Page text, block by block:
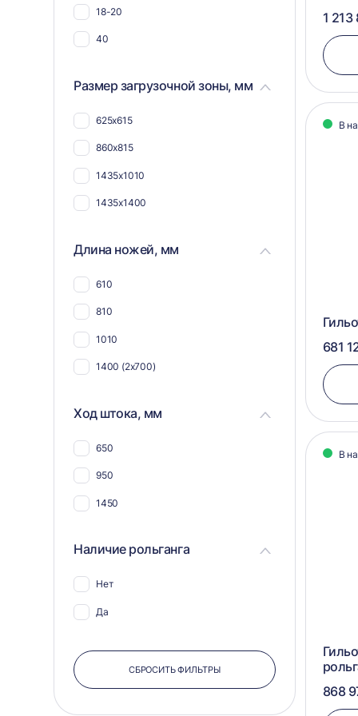
18-20
40
Размер загрузочной зоны, мм
625х615
860х815
1435х1010
1435х1400
Длина ножей, мм
610
810
1010
1400 (2x700)
Ход штока, мм
650
950
1450
Наличие рольганга
Нет
Да
СБРОСИТЬ ФИЛЬТРЫ
1
В
681
В
868